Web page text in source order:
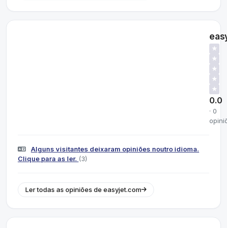
★
★
★
★
★
0.0
· 0
Alguns visitantes deixaram opiniões noutro idioma.
Clique para as ler. (3)
Ler todas as opiniões de easyjet.com